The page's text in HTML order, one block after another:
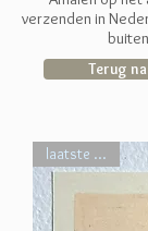
verzenden in
Terug
laatste ...